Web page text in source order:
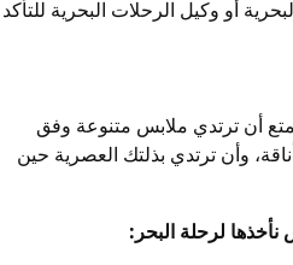
أو وكيل الرحلات البحرية للتأكد
أن ترتدي ملابس متنوعة وفق
وأن ترتدي بذلتك العصرية حين
لرحلة البحر: